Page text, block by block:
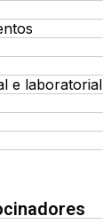
e laboratorial